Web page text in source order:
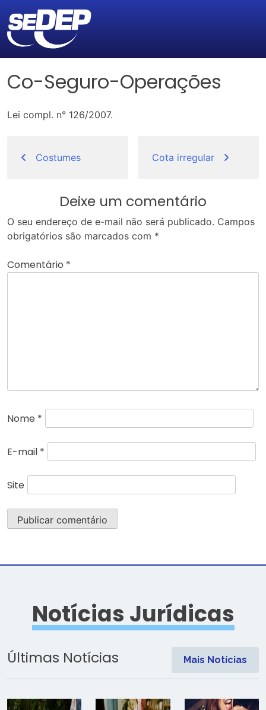
Co-Seguro-Operações
Lei compl. n° 126/2007.
de
Costumes Cota irregular
Deixe um comentário
O seu endereço de e-mail não será publicado. Campos
obrigatórios são marcados com *
Comentário *
Nome *
E-mail *
Site
Notícias Jurídicas
Últimas Notícias Mais Notícias